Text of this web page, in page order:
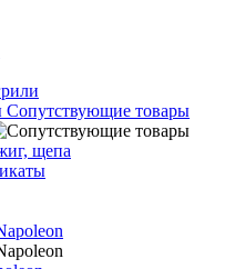
Сопутствующие товары
щепа